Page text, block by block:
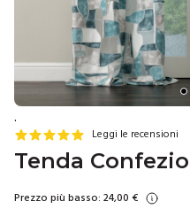
.
Leggi le recensioni
Tenda
Prezzo più basso: 24,00 €